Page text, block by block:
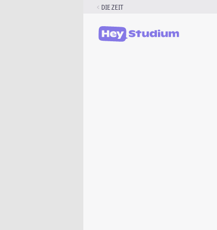
DIE ZEIT